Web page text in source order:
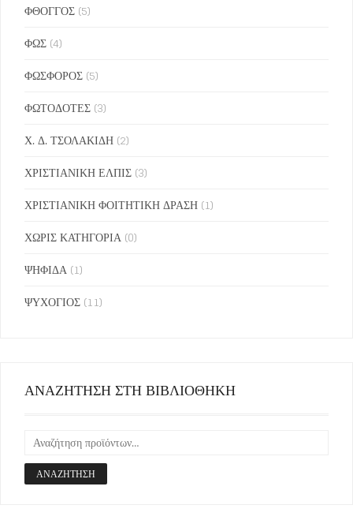
ΦΘΟΓΓΟΣ (5)
ΦΩΣ (4)
ΦΩΣΦΟΡΟΣ (5)
ΦΩΤΟΔΟΤΕΣ (3)
Χ. Δ. ΤΣΟΛΑΚΙΔΗ (2)
ΧΡΙΣΤΙΑΝΙΚΗ ΕΛΠΙΣ (3)
ΧΡΙΣΤΙΑΝΙΚΗ ΦΟΙΤΗΤΙΚΗ ΔΡΑΣΗ (1)
ΧΩΡΙΣ ΚΑΤΗΓΟΡΙΑ (0)
ΨΗΦΙΔΑ (1)
ΨΥΧΟΓΙΟΣ (11)
ΑΝΑΖΗΤΗΣΗ ΣΤΗ ΒΙΒΛΙΟΘΗΚΗ
ΑΝΑΖΉΤΗΣΗ